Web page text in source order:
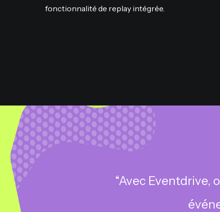
fonctionnalité de replay intégrée.
“Avec Eventdrive,